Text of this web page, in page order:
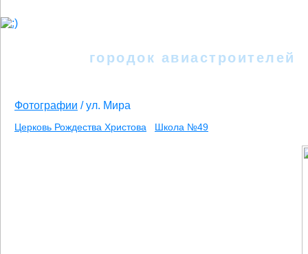
городок авиастроителей
Фотографии /ул. Мира
Церковь Рождества Христова Школа №49